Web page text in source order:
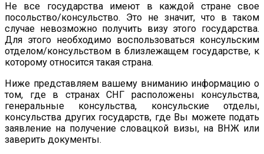
Не все государства имеют в каждой стране свое
посольство/консульство. Это не значит, что в таком
случае невозможно получить визу этого государства.
Для этого необходимо воспользоваться консульским
отделом/консульством в близлежащем государстве, к
которому относится такая страна.
Ниже представляем вашему вниманию информацию о
том, где в странах СНГ расположены консульства,
генеральные консульства, консульские отделы,
консульства других государств, где Вы можете подать
заявление на получение словацкой визы, на ВНЖ или
заверить документы.